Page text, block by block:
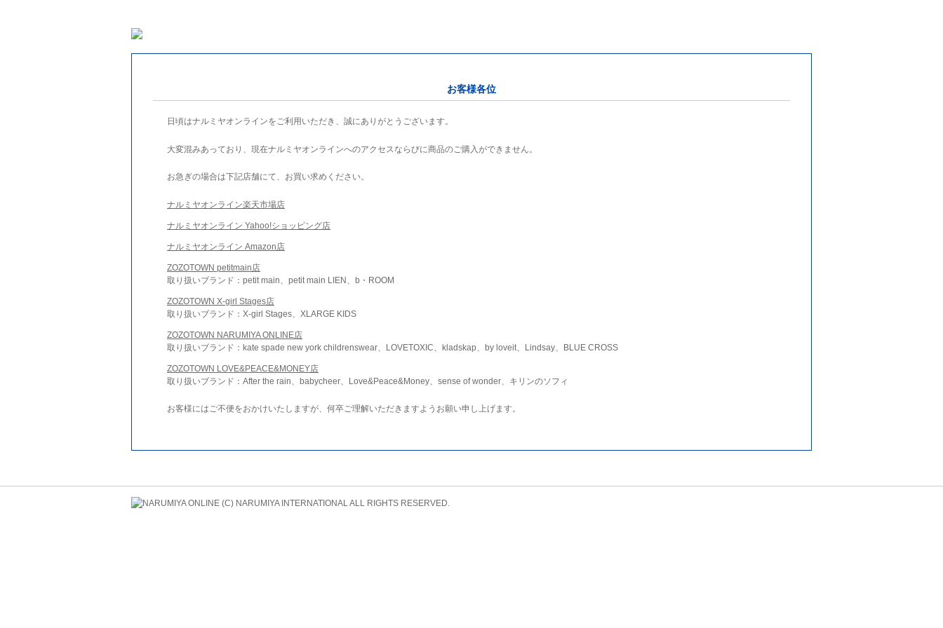
お客様各位
日頃はナルミヤオンラインをご利用いただき、誠にありがとうございます。
大変混みあっており、現在ナルミヤオンラインへのアクセスならびに商品のご購入ができません。
お急ぎの場合は下記店舗にて、お買い求めください。
ナルミヤオンライン楽天市場店
ナルミヤオンライン Yahoo!ショッピング店
ナルミヤオンライン Amazon店
ZOZOTOWN petitmain店
取り扱いブランド：petit main、petit main LIEN、b・ROOM
ZOZOTOWN X-girl Stages店
取り扱いブランド：X-girl Stages、XLARGE KIDS
ZOZOTOWN NARUMIYA ONLINE店
取り扱いブランド：kate spade new york childrenswear、LOVETOXIC、kladskap、by loveit、Lindsay、BLUE CROSS
ZOZOTOWN LOVE&PEACE&MONEY店
取り扱いブランド：After the rain、babycheer、Love&Peace&Money、sense of wonder、キリンのソフィ
お客様にはご不便をおかけいたしますが、何卒ご理解いただきますようお願い申し上げます。